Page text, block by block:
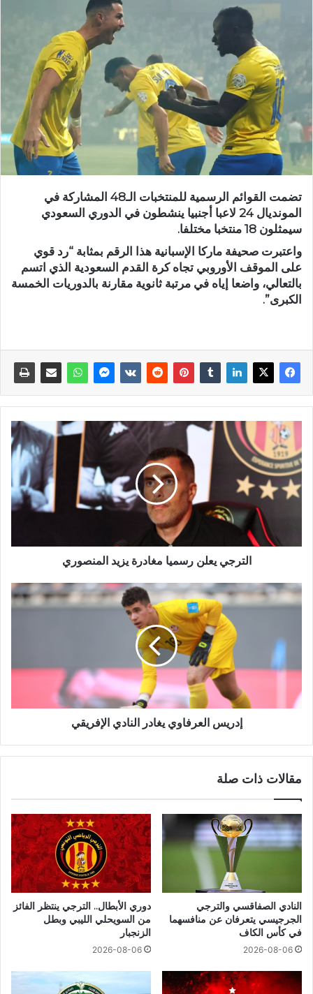
تضمت القوائم الرسمية للمنتخبات الـ48 المشاركة في
المونديال 24 لاعبا أجنبيا ينشطون في الدوري السعودي
سيمثلون 18 منتخبا مختلفا.
واعتبرت صحيفة ماركا الإسبانية هذا الرقم بمثابة “رد قوي
على الموقف الأوروبي تجاه كرة القدم السعودية الذي اتسم
بالتعالي، واضعا إياه في مرتبة ثانوية مقارنة بالدوريات الخمسة
الكبرى”.
الترجي يعلن رسميا مغادرة يزيد المنصوري
إدريس العرفاوي يغادر النادي الإفريقي
مقالات ذات صلة
النادي الصفاقسي والترجي
الجرجيسي يتعرفان عن منافسهما
في كأس الكاف
2026-08-06
دوري الأبطال.. الترجي ينتظر الفائز
من السويحلي الليبي وبطل
الزنجبار
2026-08-06